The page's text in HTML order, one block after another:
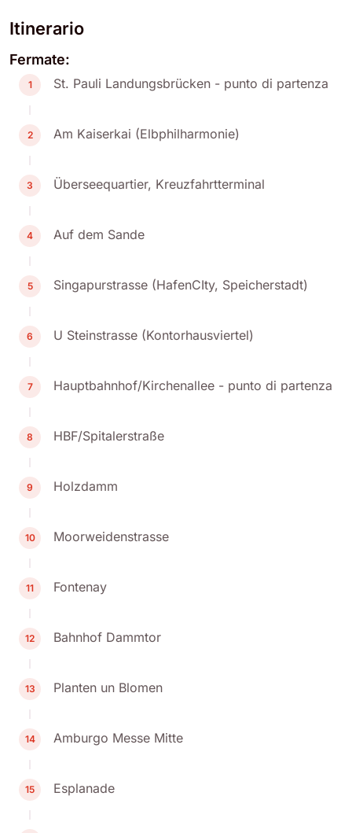
Itinerario
Fermate:
1 St. Pauli Landungsbrücken - punto di partenza
2 Am Kaiserkai (Elbphilharmonie)
3 Überseequartier, Kreuzfahrtterminal
4 Auf dem Sande
5 Singapurstrasse (HafenCIty, Speicherstadt)
6 U Steinstrasse (Kontorhausviertel)
7 Hauptbahnhof/Kirchenallee - punto di partenza
8 HBF/Spitalerstraße
9 Holzdamm
10 Moorweidenstrasse
11 Fontenay
12 Bahnhof Dammtor
13 Planten un Blomen
14 Amburgo Messe Mitte
15 Esplanade